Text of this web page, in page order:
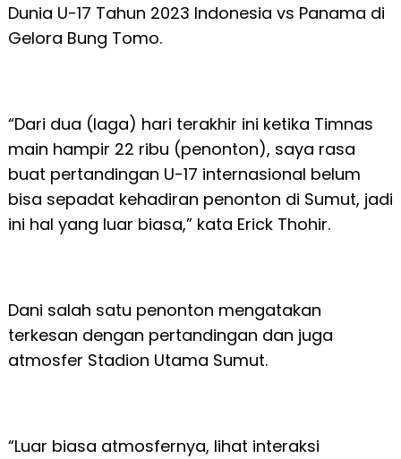
Dunia U-17 Tahun 2023 Indonesia vs Panama di
Gelora Bung Tomo.
“Dari dua (laga) hari terakhir ini ketika Timnas
main hampir 22 ribu (penonton), saya rasa
buat pertandingan U-17 internasional belum
bisa sepadat kehadiran penonton di Sumut, jadi
ini hal yang luar biasa,” kata Erick Thohir.
Dani salah satu penonton mengatakan
terkesan dengan pertandingan dan juga
atmosfer Stadion Utama Sumut.
“Luar biasa atmosfernya, lihat interaksi